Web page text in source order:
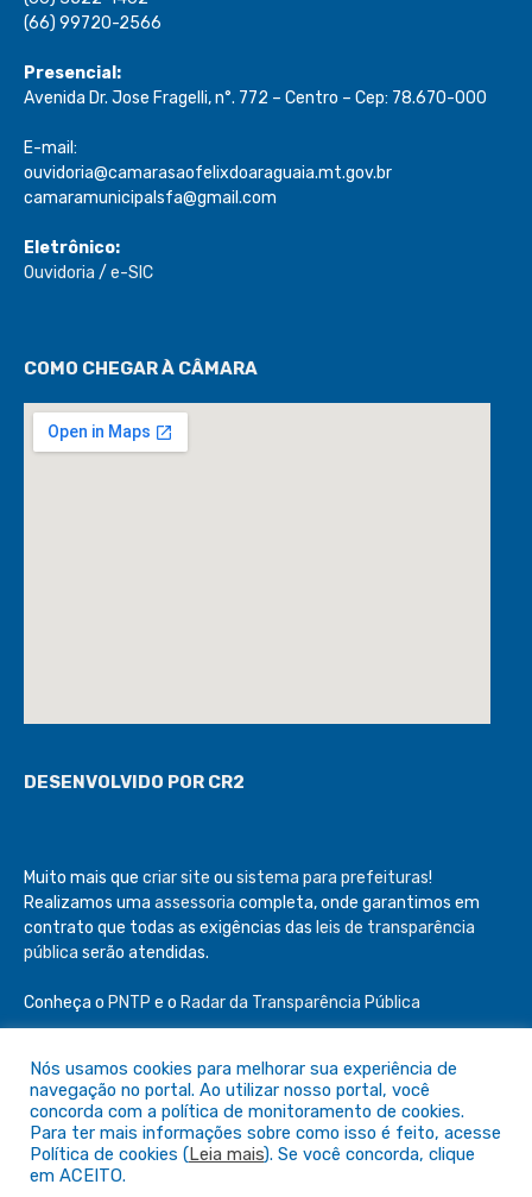
(66) 3522-1462
(66) 99720-2566
Presencial:
Avenida Dr. Jose Fragelli, n°. 772 – Centro – Cep: 78.670-000
E-mail:
ouvidoria@camarasaofelixdoaraguaia.mt.gov.br
camaramunicipalsfa@gmail.com
Eletrônico:
Muito mais que ou sistema para prefeituras
Realizamos umaassessoriacompleta, onde garantimos em
contrato que todas as exigências das
leis de transparência
pública
Conheça o Radar da Transparência Pública
Todos os direitos reservados a Câmara de São Félix do Araguaia
Nós usamos cookies para melhorar sua experiência de
navegação no portal. Ao utilizar nosso portal, você
concorda com a política de monitoramento de cookies.
Para ter mais informações sobre como isso é feito, acesse
Política de cookies (Leia mais). Se você concorda, clique
em ACEITO.